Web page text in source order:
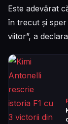
Este adevărat
în trecut și
viitor”, a